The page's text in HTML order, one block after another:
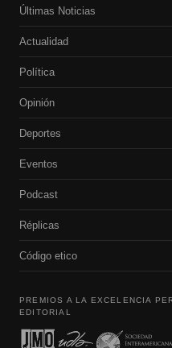
Últimas Noticias
Actualidad
Política
Opinión
Deportes
Eventos
Podcast
Réplicas
Código etico
PREMIOS A LA EXCELENCIA
EDITORIAL